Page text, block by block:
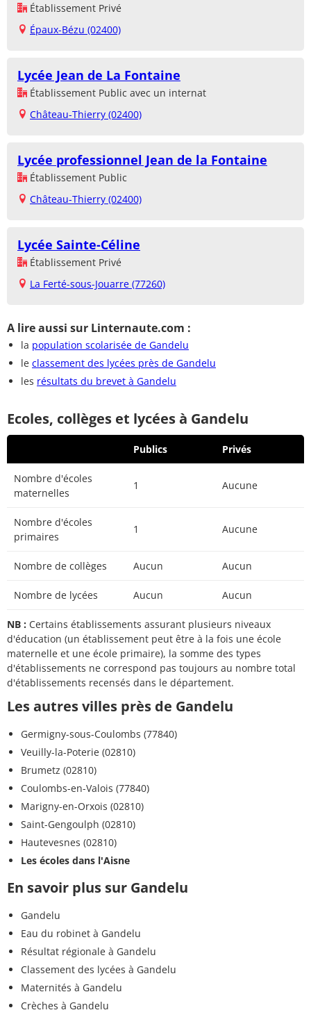
Établissement Privé
Épaux-Bézu (02400)
Lycée Jean de La Fontaine
Établissement Public avec un internat
Château-Thierry (02400)
Lycée professionnel Jean de la Fontaine
Établissement Public
Château-Thierry (02400)
Lycée Sainte-Céline
Établissement Privé
La Ferté-sous-Jouarre (77260)
A lire aussi sur Linternaute.com :
la population scolarisée de Gandelu
le classement des lycées près de Gandelu
les résultats du brevet à Gandelu
Ecoles, collèges et lycées à Gandelu
Publics Privés
Nombre d'écoles
maternelles
1 Aucune
Nombre d'écoles
primaires
1 Aucune
Nombre de collèges Aucun Aucun
Nombre de lycées Aucun Aucun
NB : Certains établissements assurant plusieurs niveaux
d'éducation (un établissement peut être à la fois une école
maternelle et une école primaire), la somme des types
d'établissements ne correspond pas toujours au nombre total
d'établissements recensés dans le département.
Les autres villes près de Gandelu
Germigny-sous-Coulombs (77840)
Veuilly-la-Poterie (02810)
Brumetz (02810)
Coulombs-en-Valois (77840)
Marigny-en-Orxois (02810)
Saint-Gengoulph (02810)
Hautevesnes (02810)
Les écoles dans l'Aisne
En savoir plus sur Gandelu
Gandelu
Eau du robinet à Gandelu
Résultat régionale à Gandelu
Classement des lycées à Gandelu
Maternités à Gandelu
Crèches à Gandelu